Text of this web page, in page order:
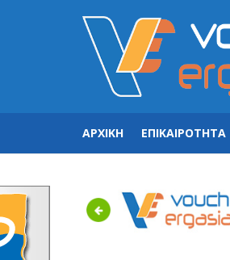
ΑΡΧΙΚΗ ΕΠΙΚΑΙΡΟΤΗΤΑ
Previous